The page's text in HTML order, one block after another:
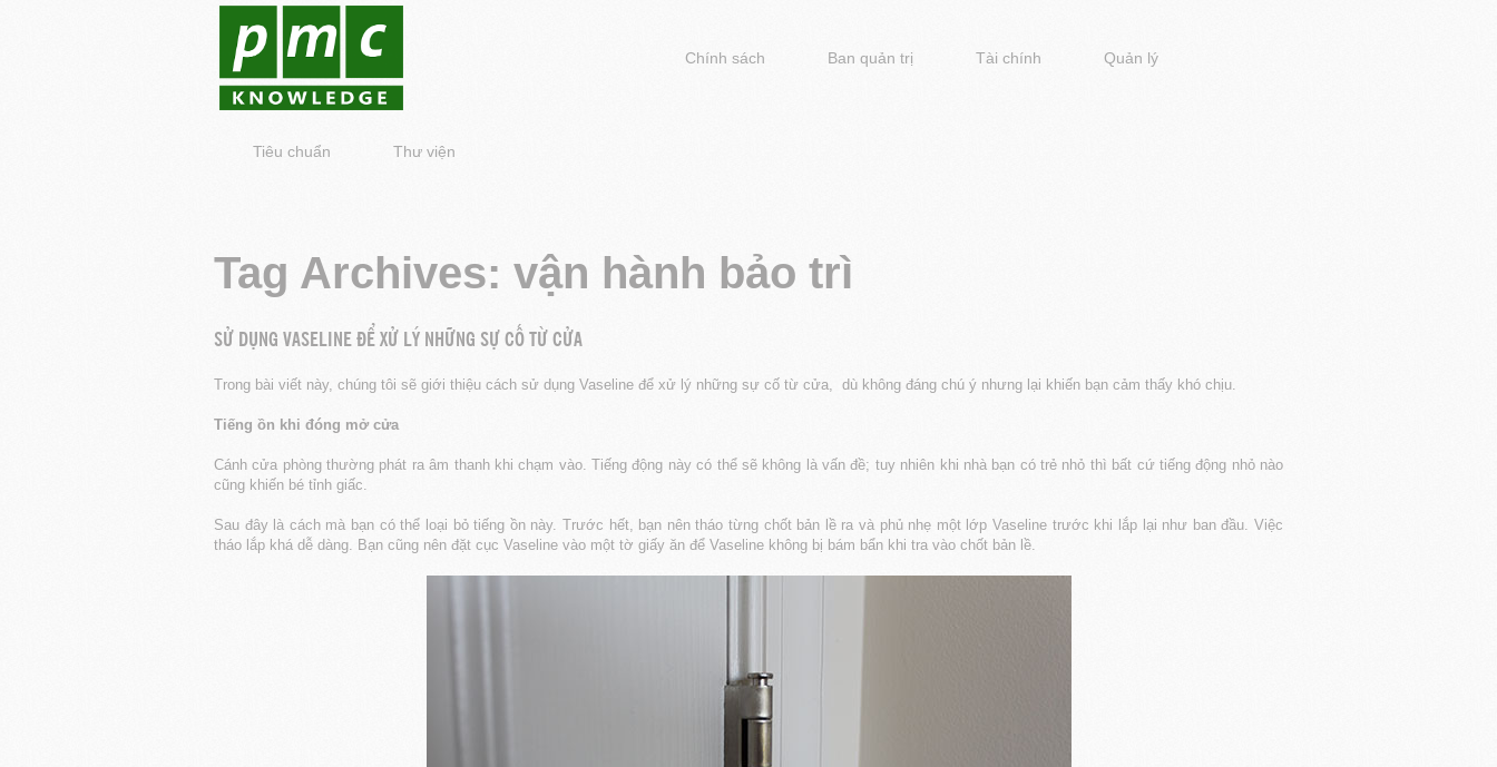
Chính sách Ban quản trị Tài chính Quản lý
Tiêu chuẩn Thư viện
Tag Archives: vận hành bảo trì
SỬ DỤNG VASELINE ĐỂ XỬ LÝ NHỮNG SỰ CỐ TỪ CỬA
Trong bài viết này, chúng tôi sẽ giới thiệu cách sử dụng Vaseline để xử lý những sự cố từ cửa, dù không đáng chú ý nhưng lại khiến bạn cảm thấy khó chịu.
Tiếng ồn khi đóng mở cửa
Cánh cửa phòng thường phát ra âm thanh khi chạm vào. Tiếng động này có thể sẽ không là vấn đề; tuy nhiên khi nhà bạn có trẻ nhỏ thì bất cứ tiếng động nhỏ nào
cũng khiến bé tỉnh giấc.
Sau đây là cách mà bạn có thể loại bỏ tiếng ồn này. Trước hết, bạn nên tháo từng chốt bản lề ra và phủ nhẹ một lớp Vaseline trước khi lắp lại như ban đầu. Việc
tháo lắp khá dễ dàng. Bạn cũng nên đặt cục Vaseline vào một tờ giấy ăn để Vaseline không bị bám bẩn khi tra vào chốt bản lề.